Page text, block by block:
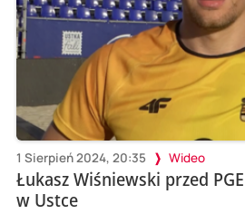
1 Sierpień 2024, 20:35 Wideo
Łukasz Wiśniewski przed
w Ustce